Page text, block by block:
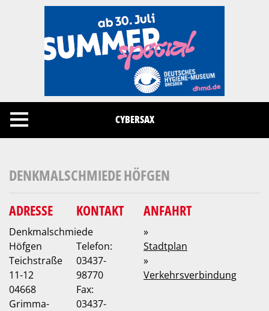
CYBERSAX
DENKMALSCHMIEDE HÖFGEN
ADRESSE
Denkmalschmiede
Höfgen
Teichstraße
11-12
04668
Grimma-
KONTAKT
Telefon:
03437-
98770
Fax:
03437-
ANFAHRT
»
Stadtplan
»
Verkehrsverbindung
Cookies management panel